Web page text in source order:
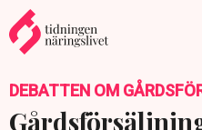
DEBATTEN OM